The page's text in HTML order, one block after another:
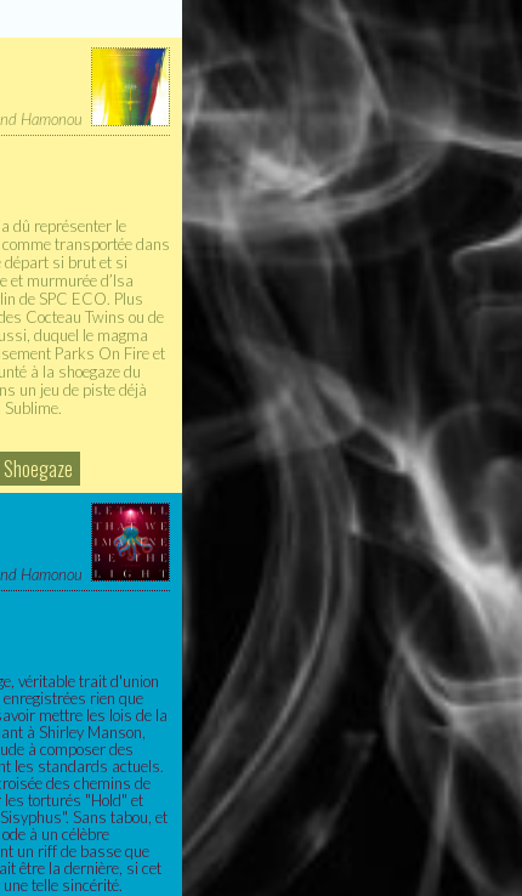
Hamonou
dû représenter le
transportée dans
départ si brut et si
et murmurée d’Isa
de SPC ECO. Plus
Cocteau Twins ou de
duquel le magma
Parks On Fire et
à la shoegaze du
un jeu de piste déjà
Shoegaze
Hamonou
véritable trait d'union
rien que
mettre les lois de la
à Shirley Manson,
à composer des
les standards actuels.
des chemins de
les torturés "Hold" et
Sans tabou, et
à un célèbre
un riff de basse que
être la dernière, si cet
telle sincérité.